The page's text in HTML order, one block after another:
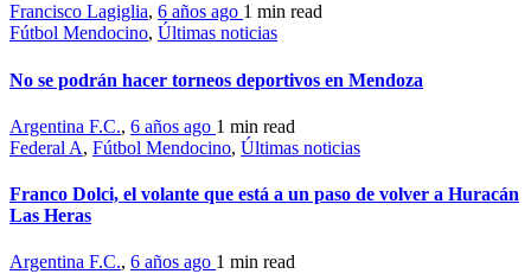
Francisco Lagiglia, 6 años ago 1 min read
Fútbol Mendocino, Últimas noticias
No se podrán hacer torneos deportivos en Mendoza
Argentina F.C., 6 años ago 1 min read
Federal A, Fútbol Mendocino, Últimas noticias
Franco Dolci, el volante que está a un paso de volver a Huracán
Las Heras
Argentina F.C., 6 años ago 1 min read